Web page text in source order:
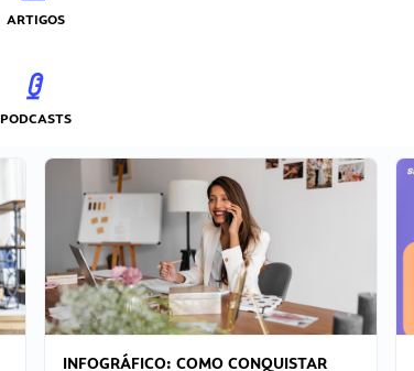
ARTIGOS
PODCASTS
INFOGRÁFICO: COMO CONQUISTAR